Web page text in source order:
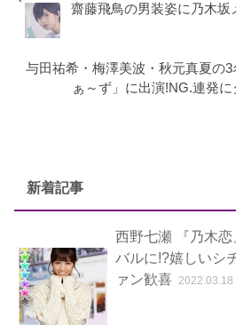
齋藤飛鳥の男装姿に乃木坂
与田祐希・梅澤美波・秋元真夏の3
ぁ～ず」に出演!NG.連発
新着記事
西野七瀬 『乃木
バルに!?嬉しいシ
ァン歓喜
2022.03.18